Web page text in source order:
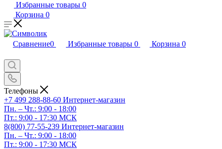
Избранные товары 0
Корзина 0
Сравнение0 Избранные товары 0 Корзина 0
Телефоны
+7 499 288-88-60 Интернет-магазин
Пн. – Чт.: 9:00 - 18:00
Пт.: 9:00 - 17:30 МСК
8(800) 77-55-239 Интернет-магазин
Пн. – Чт.: 9:00 - 18:00
Пт.: 9:00 - 17:30 МСК